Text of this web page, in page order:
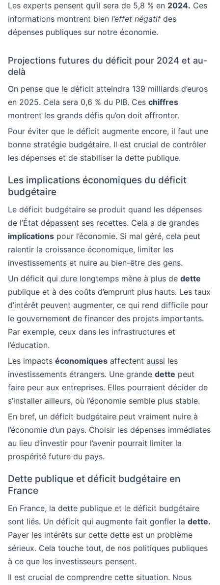
Les experts pensent qu’il sera de 5,8 % en 2024. Ces
informations montrent bien l’effet négatifdes
dépenses publiques sur notre économie.
Projections futures du déficit pour 2024 et au-
delà
On pense que le déficit atteindra 139 milliards d’euros
en 2025. Cela sera 0,6 % du PIB. Ces chiffres
montrent les grands défis qu’on doit affronter.
Pour éviter que le déficit augmente encore, il faut une
bonne stratégie budgétaire. Il est crucial de contrôler
les dépenses et de stabiliser la dette publique.
Les implications économiques du déficit
budgétaire
Le déficit budgétaire se produit quand les dépenses
de l’État dépassent ses recettes. Cela a de grandes
implications pour l’économie. Si mal géré, cela peut
ralentir la croissance économique, limiter les
investissements et nuire au bien-être des gens.
Un déficit qui dure longtemps mène à plus de dette
publique et à des coûts d’emprunt plus hauts. Les taux
d’intérêt peuvent augmenter, ce qui rend difficile pour
le gouvernement de financer des projets importants.
Par exemple, ceux dans les infrastructures et
l’éducation.
Les impacts économiques affectent aussi les
investissements étrangers. Une grande dette peut
faire peur aux entreprises. Elles pourraient décider de
s’installer ailleurs, où l’économie semble plus stable.
En bref, un déficit budgétaire peut vraiment nuire à
l’économie d’un pays. Choisir les dépenses immédiates
au lieu d’investir pour l’avenir pourrait limiter la
prospérité future du pays.
Dette publique et déficit budgétaire en
France
En France, la dette publique et le déficit budgétaire
sont liés. Un déficit qui augmente fait gonfler la dette.
Payer les intérêts sur cette dette est un problème
sérieux. Cela touche tout, de nos politiques publiques
à ce que les investisseurs pensent.
Il est crucial de comprendre cette situation. Nous